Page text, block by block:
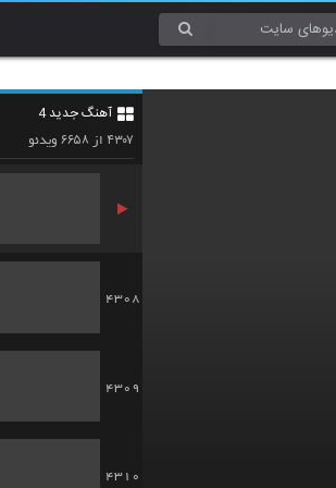
آهنگ جدید 4
۴۳۰۷ از ۶۶۵۸ویدئو
4306
4308
4309
4310